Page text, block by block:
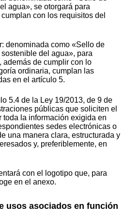
agua», se otorgará para
con los requisitos del
denominada como «Sello de
del agua», para
además de cumplir con lo
ordinaria, cumplan las
en el artículo 5.
5.4 de la Ley 19/2013, de 9 de
públicas que soliciten el
toda la información exigida en
sedes electrónicas o
una manera clara, estructurada y
y, preferiblemente, en
con el logotipo que, para
en el anexo.
asociados en función